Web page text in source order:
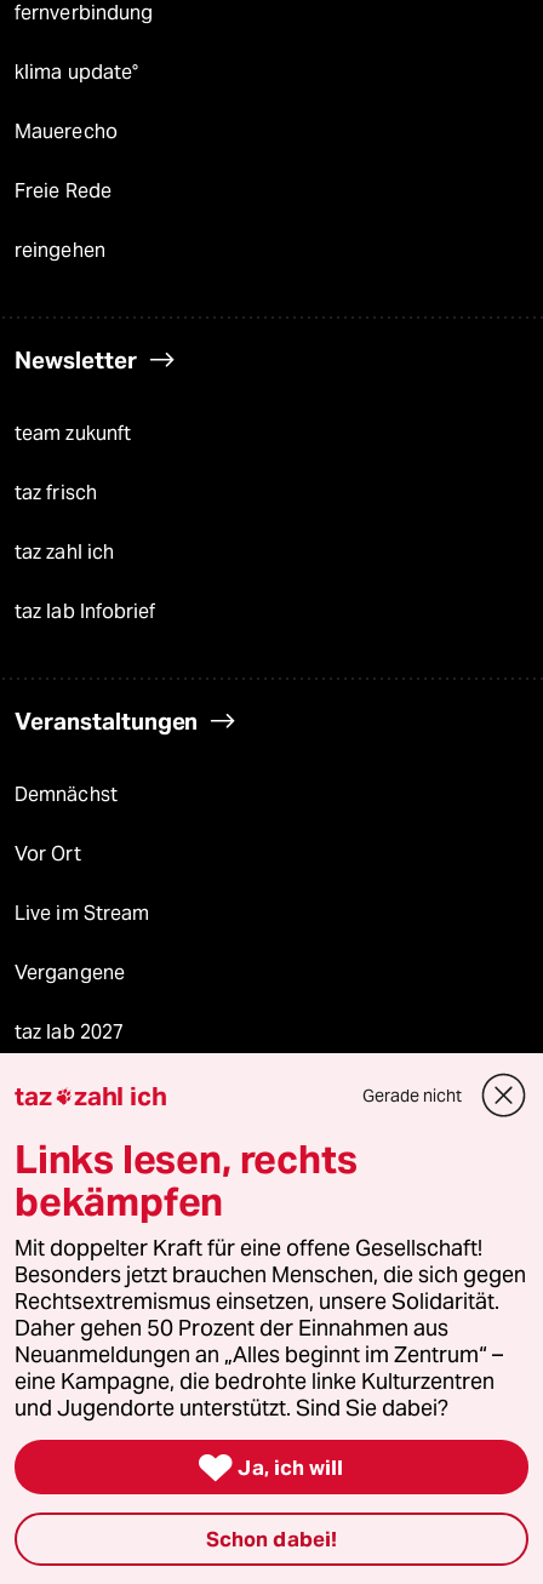
fernverbindung
klima update°
Mauerecho
Freie Rede
reingehen
Newsletter
team zukunft
taz frisch
taz zahl ich
taz lab Infobrief
Veranstaltungen
Demnächst
Vor Ort
Live im Stream
Vergangene
taz lab 2027
Mehr taz Lesestoff
taz Blogs
taz FUTURZWEI
Le Monde diplomatique
taz Archiv
Mehr taz Angebote
taz zahl ich Gerade nicht
Links lesen, rechts
bekämpfen
Mit doppelter Kraft für eine offene Gesellschaft!
Besonders jetzt brauchen Menschen, die sich gegen
Rechtsextremismus einsetzen, unsere Solidarität.
Daher gehen 50 Prozent der Einnahmen aus
Neuanmeldungen an „Alles beginnt im Zentrum“ –
eine Kampagne, die bedrohte linke Kulturzentren
und Jugendorte unterstützt. Sind Sie dabei?
 Ja, ich will
Schon dabei!